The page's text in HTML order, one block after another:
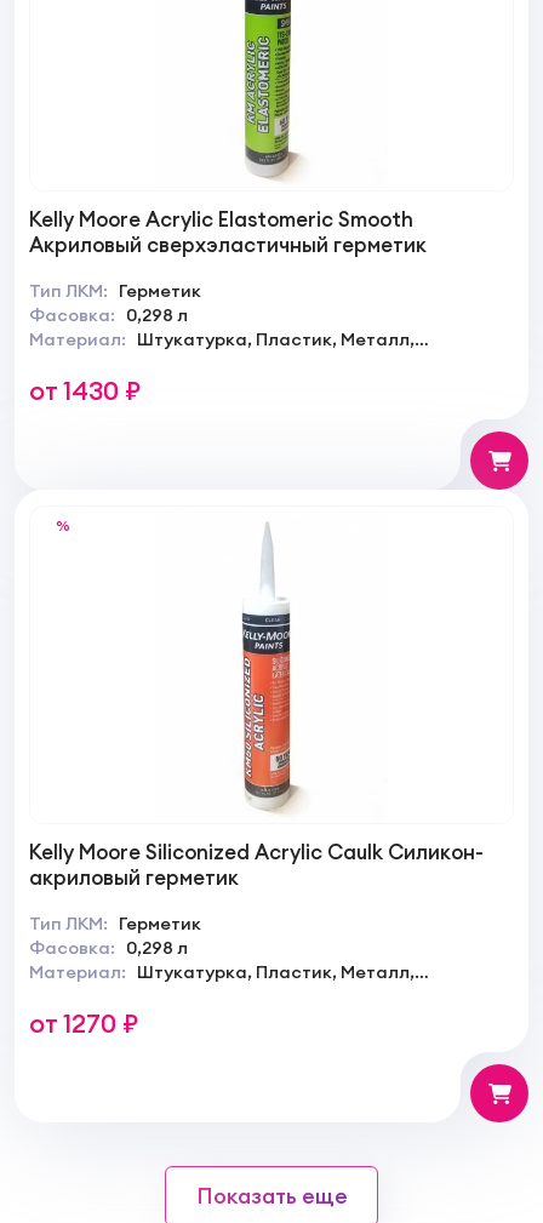
Kelly Moore Acrylic Elastomeric Smooth
Акриловый сверхэластичный герметик
Тип ЛКМ:
Герметик
Фасовка:
0,298 л
Материал:
от 1430 ₽
%
Kelly Moore Siliconized Acrylic Caulk Силикон-
акриловый герметик
Тип ЛКМ:
Герметик
Фасовка:
0,298 л
Материал:
от 1270 ₽
Показать еще